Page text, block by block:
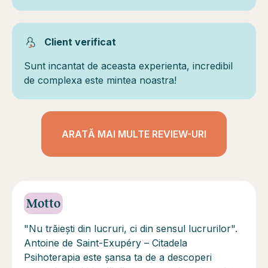
Client verificat
Sunt incantat de aceasta experienta, incredibil
de complexa este mintea noastra!
ARATĂ MAI MULTE REVIEW-URI
Motto
"Nu trăieşti din lucruri, ci din sensul lucrurilor".
Antoine de Saint-Exupéry – Citadela
Psihoterapia este șansa ta de a descoperi